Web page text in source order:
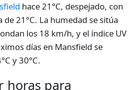
hace 21°C, despejado, con
21°C. La humedad se sitúa
los 18 km/h, y el índice UV
días en Mansfield se
y 30°C.
horas para